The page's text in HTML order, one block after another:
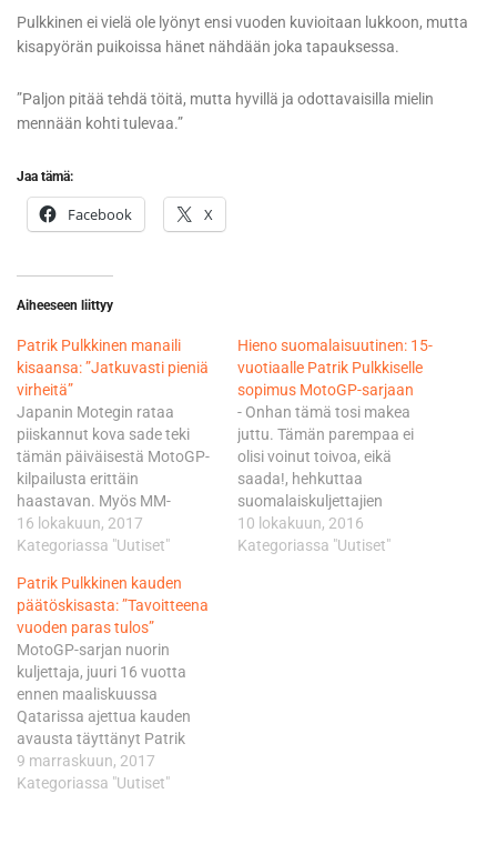
Pulkkinen ei vielä ole lyönyt ensi vuoden kuvioitaan lukkoon, mutta
kisapyörän puikoissa hänet nähdään joka tapauksessa.
”Paljon pitää tehdä töitä, mutta hyvillä ja odottavaisilla mielin
mennään kohti tulevaa.”
Jaa tämä:
Facebook X
Aiheeseen liittyy
Patrik Pulkkinen manaili
kisaansa: ”Jatkuvasti pieniä
virheitä”
Japanin Motegin rataa
piiskannut kova sade teki
tämän päiväisestä MotoGP-
kilpailusta erittäin
haastavan. Myös MM-
debyyttikauttaan ajava
Suomen Patrik Pulkkinen oli
olosuhteissa, mutta onnistui
silti tuomaan itsensä maaliin
liukkaalla radalla. Peugeot
MC Saxoprintin kuljettaja oli
maalissa 22. "Minulla ei ollut
hyvää tuntumaa pyörään
kisan aikana ja oli erittäin
vaikea nähdä…
16 lokakuun, 2017
Kategoriassa "Uutiset"
Hieno suomalaisuutinen: 15-
vuotiaalle Patrik Pulkkiselle
sopimus MotoGP-sarjaan
- Onhan tämä tosi makea
juttu. Tämän parempaa ei
olisi voinut toivoa, eikä
saada!, hehkuttaa
suomalaiskuljettajien
edustuksen lajin
parrasvaloihin palauttava
10 lokakuun, 2016
Kategoriassa "Uutiset"
Patrik Pulkkinen kauden
päätöskisasta: ”Tavoitteena
vuoden paras tulos”
MotoGP-sarjan nuorin
kuljettaja, juuri 16 vuotta
ennen maaliskuussa
Qatarissa ajettua kauden
avausta täyttänyt Patrik
Pulkkinen, on viikonlopun
jälkeen yhtä kokemusta
9 marraskuun, 2017
Kategoriassa "Uutiset"